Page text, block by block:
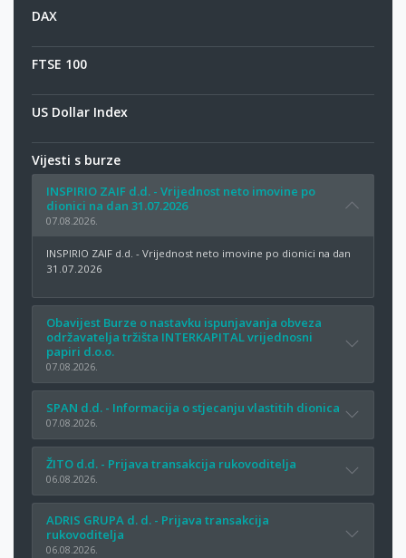
DAX
FTSE 100
US Dollar Index
Vijesti s burze
INSPIRIO ZAIF d.d. - Vrijednost neto imovine po
dionici na dan 31.07.2026
07.08.2026.
INSPIRIO ZAIF d.d. - Vrijednost neto imovine po dionici na dan
31.07.2026
Obavijest Burze o nastavku ispunjavanja obveza
održavatelja tržišta INTERKAPITAL vrijednosni
papiri d.o.o.
07.08.2026.
SPAN d.d. - Informacija o stjecanju vlastitih dionica
07.08.2026.
ŽITO d.d. - Prijava transakcija rukovoditelja
06.08.2026.
ADRIS GRUPA d. d. - Prijava transakcija
rukovoditelja
06.08.2026.